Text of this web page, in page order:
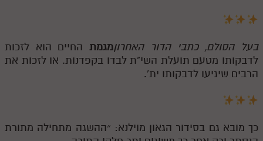
בעל הסולם, כתבי הדור האחרוןמגמת החיים הוא לזכות
לדבקותו מטעם תועלת השי"ת לבדו בקפדנות. או לזכות את
הרבים שיגיעו לדבקותו ית'.
כך מובא גם בסידור הגאון מוילנא: ״ההשגה מתחילה מתורת